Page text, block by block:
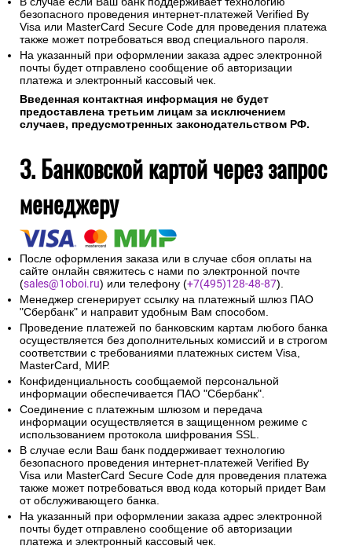
безопасного проведения интернет-платежей Verified By
Visa или MasterCard Secure Code для проведения платежа
также может потребоваться ввод специального пароля.
На указанный при оформлении заказа адрес электронной
почты будет отправлено сообщение об авторизации
платежа и электронный кассовый чек.
Введенная контактная информация не будет
предоставлена третьим лицам за исключением
случаев, предусмотренных законодательством РФ.
3. Банковской картой через запрос
менеджеру
После оформления заказа или в случае сбоя оплаты на
сайте онлайн свяжитесь с нами по электронной почте
(sales@1oboi.ru) или телефону (+7(495)128-48-87).
Менеджер сгенерирует ссылку на платежный шлюз ПАО
"Сбербанк" и направит удобным Вам способом.
Проведение платежей по банковским картам любого банка
осуществляется без дополнительных комиссий и в строгом
соответствии с требованиями платежных систем Visa,
MasterCard, МИР.
Конфиденциальность сообщаемой персональной
информации обеспечивается ПАО "Сбербанк".
Соединение с платежным шлюзом и передача
информации осуществляется в защищенном режиме с
использованием протокола шифрования SSL.
В случае если Ваш банк поддерживает технологию
безопасного проведения интернет-платежей Verified By
Visa или MasterCard Secure Code для проведения платежа
также может потребоваться ввод кода который придет Вам
от обслуживающего банка.
На указанный при оформлении заказа адрес электронной
почты будет отправлено сообщение об авторизации
платежа и электронный кассовый чек.